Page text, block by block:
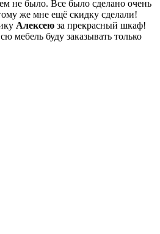
не было. Все было сделано очень
же мне ещё скидку сделали!
Алексею за прекрасный шкаф!
мебель буду заказывать только